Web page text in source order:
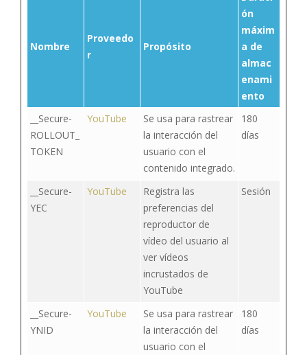
Nombre
Proveedo
r
Propósito
ón
máxim
a de
almac
enami
ento
__Secure-
ROLLOUT_
TOKEN
YouTube
Se usa para rastrear
la interacción del
usuario con el
contenido integrado.
180
días
__Secure-
YEC
YouTube
Registra las
preferencias del
reproductor de
vídeo del usuario al
ver vídeos
incrustados de
YouTube
Sesión
__Secure-
YNID
YouTube
Se usa para rastrear
la interacción del
usuario con el
180
días